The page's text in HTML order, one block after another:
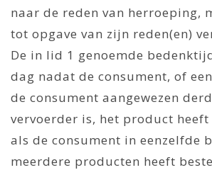
naar de reden van herroeping,
tot opgave van zijn reden(en)
De in lid 1 genoemde
dag nadat de consument, of
de consument aangewezen
vervoerder is, het product heeft
als de consument in eenzelfde
meerdere producten heeft